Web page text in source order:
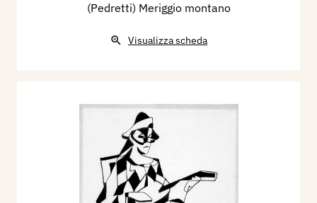
(Pedretti) Meriggio montano
Visualizza scheda